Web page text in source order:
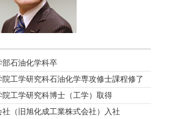
石油化学科卒
工学研究科石油化学専攻修士課程修了
工学研究科博士（工学）取得
（旧旭化成工業株式会社）入社